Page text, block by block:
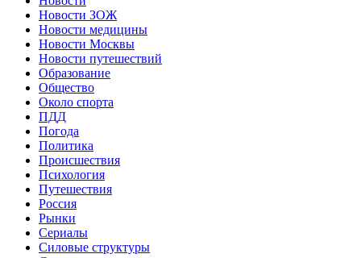
Новости ЗОЖ
Новости медицины
Новости Москвы
Новости путешествий
Образование
Общество
Около спорта
ПДД
Погода
Политика
Происшествия
Психология
Путешествия
Россия
Рынки
Сериалы
Силовые структуры